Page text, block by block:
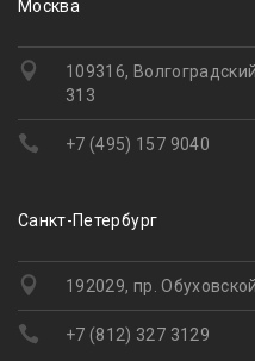
Москва
109316,
313
+7 (495) 157 9040
Санкт-Петербург
192029, пр.
+7 (812) 327 3129